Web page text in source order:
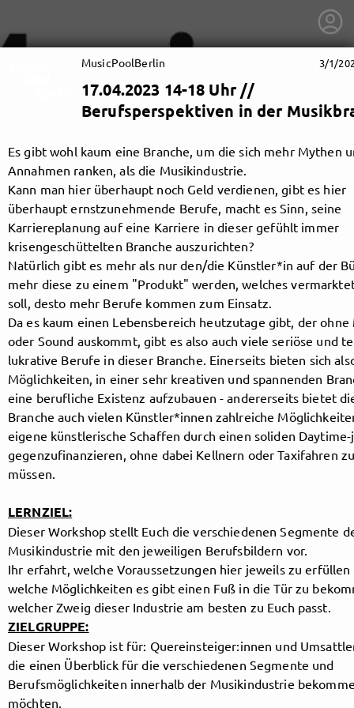
getnext to MusicPoolBerlin
Follow MusicPoolBerlin here!
MusicPoolBerlin 3/1/
17.04.2023 14-18 Uhr //
Berufsperspektiven in der
Es gibt wohl kaum eine Branche, um die sich mehr Mythen
Annahmen ranken, als die Musikindustrie.
Kann man hier überhaupt noch Geld verdienen, gibt es hier
überhaupt ernstzunehmende Berufe, macht es Sinn, seine
Karriereplanung auf eine Karriere in dieser gefühlt immer
krisengeschüttelten Branche auszurichten?
Natürlich gibt es mehr als nur den/die Künstler*in auf der
mehr diese zu einem "Produkt" werden, welches
soll, desto mehr Berufe kommen zum Einsatz.
Da es kaum einen Lebensbereich heutzutage gibt, der ohne
oder Sound auskommt, gibt es also auch viele seriöse und
lukrative Berufe in dieser Branche. Einerseits bieten sich
Möglichkeiten, in einer sehr kreativen und spannenden
eine berufliche Existenz aufzubauen - andererseits bietet
Branche auch vielen Künstler*innen zahlreiche
eigene künstlerische Schaffen durch einen soliden
gegenzufinanzieren, ohne dabei Kellnern oder Taxifahren
müssen.
LERNZIEL:
Dieser Workshop stellt Euch die verschiedenen Segmente
Musikindustrie mit den jeweiligen Berufsbildern vor.
Ihr erfahrt, welche Voraussetzungen hier jeweils zu erfüllen
welche Möglichkeiten es gibt einen Fuß in die Tür zu
welcher Zweig dieser Industrie am besten zu Euch passt.
ZIELGRUPPE:
Dieser Workshop ist für: Quereinsteiger:innen und
die einen Überblick für die verschiedenen Segmente und
Berufsmöglichkeiten innerhalb der Musikindustrie
möchten.
Follow
MusicPoolBerlin, and
immediately
get access to all exclusive posts.